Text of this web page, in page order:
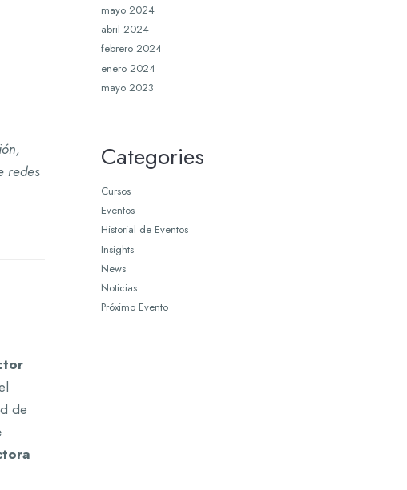
redes
de
mayo 2024
abril 2024
febrero 2024
enero 2024
mayo 2023
Categories
Cursos
Eventos
Historial de Eventos
Insights
News
Noticias
Próximo Evento